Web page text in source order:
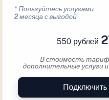
* Пользуйтесь услугами
2 месяца с выгодой
550 рублей
В стоимость
дополнительные услуги
Подключить